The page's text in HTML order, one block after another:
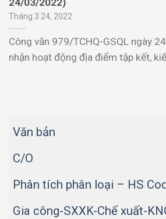
24/03/2022)
Tháng 3 24, 2022
Công văn 979/TCHQ-GSQL ngày
nhận hoạt động địa điểm tập kết,
Văn bản
C/O
Phân tích phân loại – HS
Gia công-SXXK-Chế xuất-